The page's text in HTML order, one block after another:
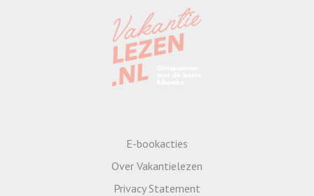
E-bookacties
Over Vakantielezen
Privacy Statement